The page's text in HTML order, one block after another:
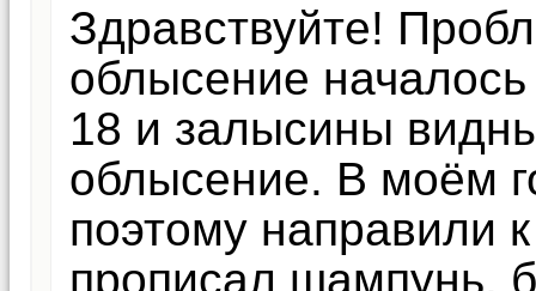
Здравствуйте!
облысение
18 и залысины
облысение. В моём
поэтому направили
прописал шампунь,